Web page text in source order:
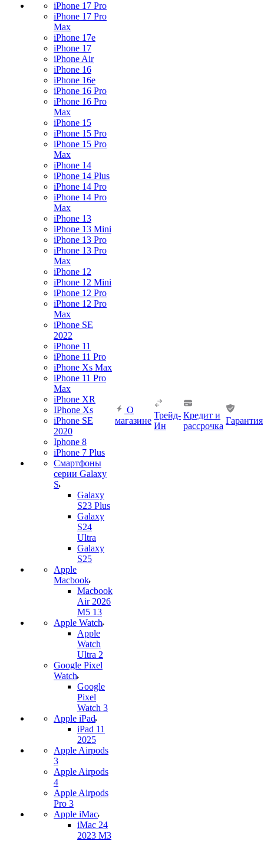
iPhone 17 Pro
iPhone 17 Pro
Max
iPhone 17e
iPhone 17
iPhone Air
iPhone 16
iPhone 16e
iPhone 16 Pro
iPhone 16 Pro
Max
iPhone 15
iPhone 15 Pro
iPhone 15 Pro
Max
iPhone 14
iPhone 14 Plus
iPhone 14 Pro
iPhone 14 Pro
Max
iPhone 13
iPhone 13 Mini
iPhone 13 Pro
iPhone 13 Pro
Max
iPhone 12
iPhone 12 Mini
iPhone 12 Pro
iPhone 12 Pro
Max
iPhone SE
2022
iPhone 11
iPhone 11 Pro
iPhone Xs Max
iPhone 11 Pro
Max
iPhone XR
IPhone Xs
iPhone SE
2020
Iphone 8
iPhone 7 Plus
Смартфоны
серии Galaxy
S
Galaxy
S23 Plus
Galaxy
S24
Ultra
Galaxy
S25
Apple
Macbook
Macbook
Air 2026
M5 13
Apple Watch
Apple
Watch
Ultra 2
Google Pixel
Watch
Google
Pixel
Watch 3
Apple iPad
iPad 11
2025
Apple Airpods
3
Apple Airpods
4
Apple Airpods
Pro 3
Apple iMac
iMac 24
2023 M3
О
магазине
Трейд-
Ин
Кредит и
рассрочка
Гарантия